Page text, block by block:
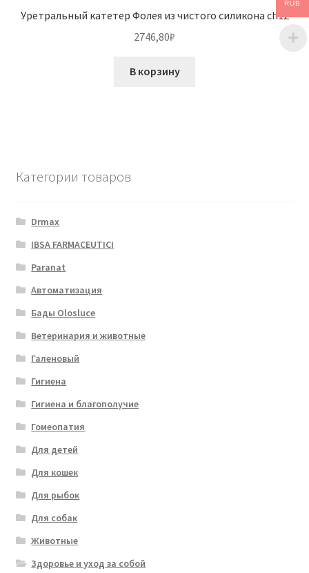
Уретральный катетер Фолея из чистого силикона ch12
2746,80₽
В корзину
Категории товаров
Drmax
IBSA FARMACEUTICI
Paranat
Автоматизация
Бады Olosluce
Ветеринария и животные
Галеновый
Гигиена
Гигиена и благополучие
Гомеопатия
Для детей
Для кошек
Для рыбок
Для собак
Животные
Здоровье и уход за собой
RUB